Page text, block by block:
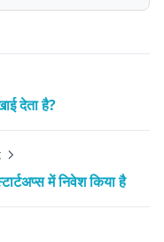
देता है?
में निवेश किया है